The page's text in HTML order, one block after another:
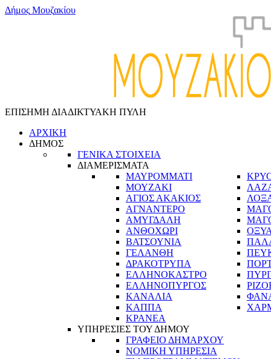
Δήμος Μουζακίου
ΕΠΙΣΗΜΗ ΔΙΑΔΙΚΤΥΑΚΗ ΠΥΛΗ
ΑΡΧΙΚΗ
ΔΗΜΟΣ
ΓΕΝΙΚΑ ΣΤΟΙΧΕΙΑ
ΔΙΑΜΕΡΙΣΜΑΤΑ
ΜΑΥΡΟΜΜΑΤΙ
ΜΟΥΖΑΚΙ
ΑΓΙΟΣ ΑΚΑΚΙΟΣ
ΑΓΝΑΝΤΕΡΟ
ΑΜΥΓΔΑΛΗ
ΑΝΘΟΧΩΡΙ
ΒΑΤΣΟΥΝΙΑ
ΓΕΛΑΝΘΗ
ΔΡΑΚΟΤΡΥΠΑ
ΕΛΛΗΝΟΚΑΣΤΡΟ
ΕΛΛΗΝΟΠΥΡΓΟΣ
ΚΑΝΑΛΙΑ
ΚΑΠΠΑ
ΚΡΑΝΕΑ
ΥΠΗΡΕΣΙΕΣ ΤΟΥ ΔΗΜΟΥ
ΓΡΑΦΕΙΟ ΔΗΜΑΡΧΟΥ
ΝΟΜΙΚΗ ΥΠΗΡΕΣΙΑ